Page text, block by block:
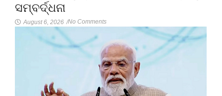
ସମ୍ବର୍ଦ୍ଧନା
August 6, 2026 /No Comments